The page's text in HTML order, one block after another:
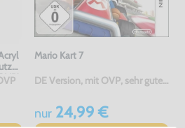
Mario Kart 7
DE Version, mit OVP, sehr guter Zustand, gebraucht
nur24,99 €